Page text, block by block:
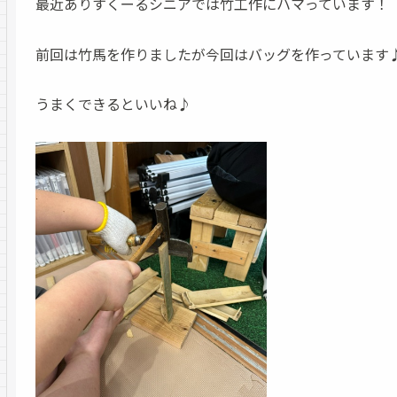
前回は竹馬を作りましたが今回はバッグを作っていま
うまくできるといいね♪